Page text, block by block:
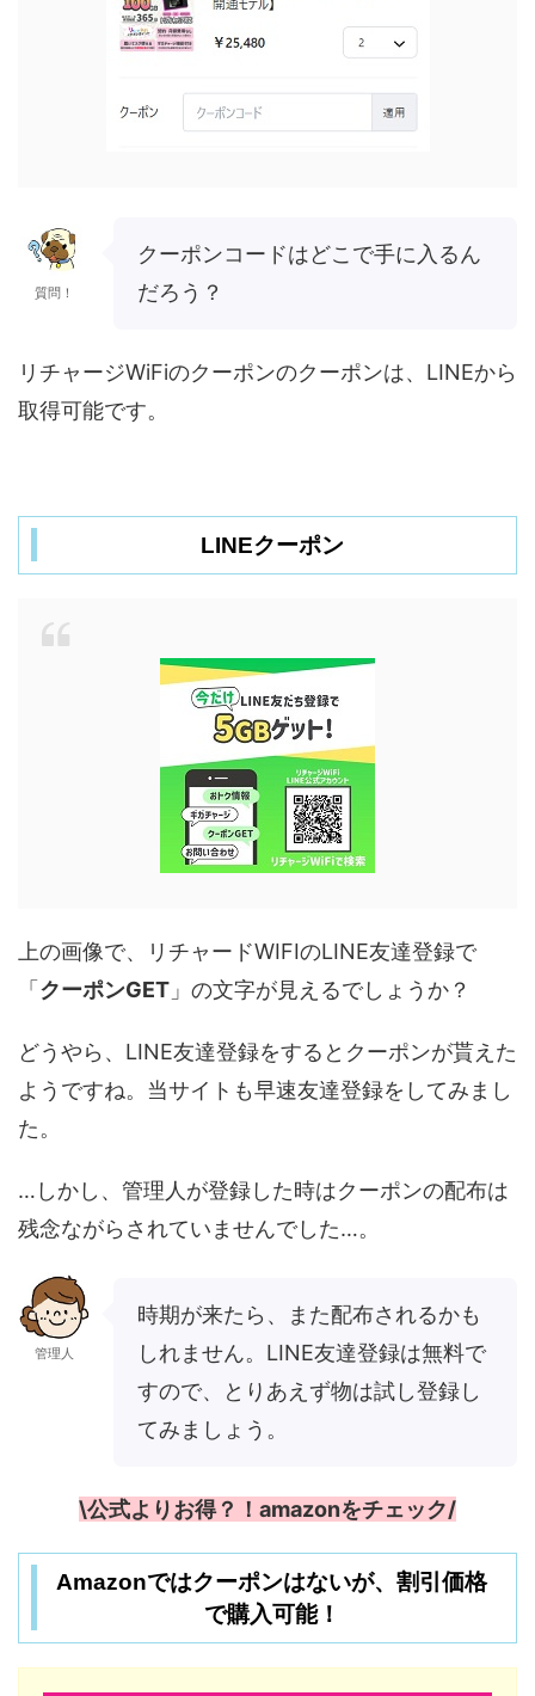
質問！
クーポンコードはどこで手に入るん
だろう？
リチャージWiFiのクーポンのクーポンは、LINEから
取得可能です。
LINEクーポン
上の画像で、リチャードWIFIのLINE友達登録で
「クーポンGET 」の文字が見えるでしょうか？
どうやら、LINE友達登録をするとクーポンが貰えた
ようですね。当サイトも早速友達登録をしてみまし
た。
…しかし、管理人が登録した時はクーポンの配布は
残念ながらされていませんでした…。
管理人
時期が来たら、また配布されるかも
しれません。LINE友達登録は無料で
すので、とりあえず物は試し登録し
てみましょう。
\公式よりお得？！amazonをチェック/
Amazonではクーポンはないが、割引価格
で購入可能！